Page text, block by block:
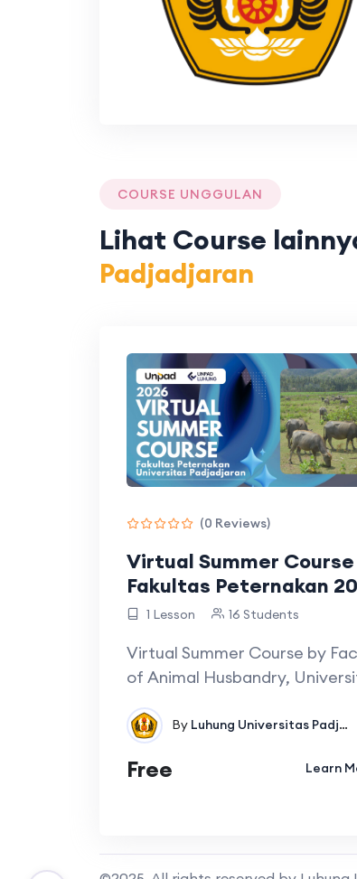
COURSE UNGGULAN
Lihat Course
Padjadjaran
(0 Reviews)
Virtual Summer Course
Fakultas Peternakan
1 Lesson 16 Students
Virtual Summer Course by
of Animal Husbandry,
By Luhung Universitas Padjadjaran
Free Learn